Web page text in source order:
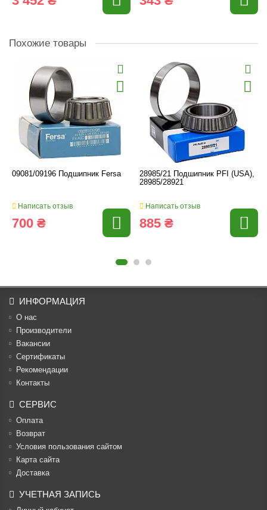
Похожие товары
09081/09196 Подшипник Fersa
Написать отзыв
700 ₴
28985/21 Подшипник PFI (USA),
28985/28921
Написать отзыв
885 ₴
ИНФОРМАЦИЯ
О нас
Производители
Вакансии
Cертификаты
Рекомендации
Контакты
СЕРВИС
Оплата
Возврат
Условия пользования сайтом
Карта сайта
Доставка
УЧЕТНАЯ ЗАПИСЬ